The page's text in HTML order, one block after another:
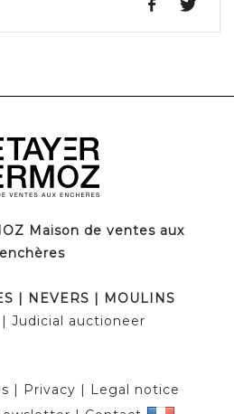
Maison de ventes aux
enchères
| NEVERS | MOULINS
| Judicial auctioneer
| Privacy | Legal notice